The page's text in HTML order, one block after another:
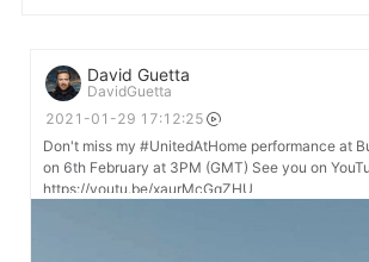
David Guetta
DavidGuetta
2021-01-29 17:12:25
Don't miss my #UnitedAtHome performance at
on 6th February at 3PM (GMT) See you on
https://youtu.be/xaurMcGqZHU